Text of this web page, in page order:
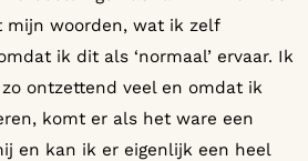
mijn woorden, wat ik zelf
ik dit als ‘normaal’ ervaar. Ik
ontzettend veel en omdat ik
komt er als het ware een
en kan ik er eigenlijk een heel